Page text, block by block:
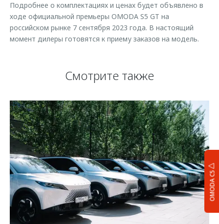
OMODA C5
Подробнее о комплектациях и ценах будет объявлено в
ходе официальной премьеры OMODA S5 GT на
российском рынке 7 сентября 2023 года. В настоящий
момент дилеры готовятся к приему заказов на модель.
Смотрите также